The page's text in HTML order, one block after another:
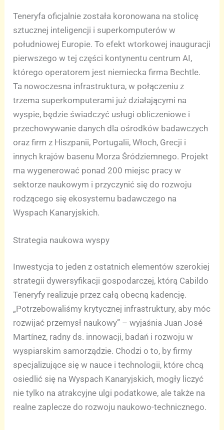
Teneryfa oficjalnie została koronowana na stolicę
sztucznej inteligencji i superkomputerów w
południowej Europie. To efekt wtorkowej inauguracji
pierwszego w tej części kontynentu centrum AI,
którego operatorem jest niemiecka firma Bechtle.
Ta nowoczesna infrastruktura, w połączeniu z
trzema superkomputerami już działającymi na
wyspie, będzie świadczyć usługi obliczeniowe i
przechowywanie danych dla ośrodków badawczych
oraz firm z Hiszpanii, Portugalii, Włoch, Grecji i
innych krajów basenu Morza Śródziemnego. Projekt
ma wygenerować ponad 200 miejsc pracy w
sektorze naukowym i przyczynić się do rozwoju
rodzącego się ekosystemu badawczego na
Wyspach Kanaryjskich.
Strategia naukowa wyspy
Inwestycja to jeden z ostatnich elementów szerokiej
strategii dywersyfikacji gospodarczej, którą Cabildo
Teneryfy realizuje przez całą obecną kadencję.
„Potrzebowaliśmy krytycznej infrastruktury, aby móc
rozwijać przemysł naukowy” – wyjaśnia Juan José
Martínez, radny ds. innowacji, badań i rozwoju w
wyspiarskim samorządzie. Chodzi o to, by firmy
specjalizujące się w nauce i technologii, które chcą
osiedlić się na Wyspach Kanaryjskich, mogły liczyć
nie tylko na atrakcyjne ulgi podatkowe, ale także na
realne zaplecze do rozwoju naukowo-technicznego.